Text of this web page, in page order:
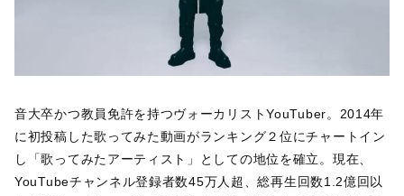
音大卒かつ教員免許を持つヴォーカリストYouTuber。2014年
に初投稿した歌ってみた動画がランキング２位にチャートイン
し「歌ってみたアーティスト」としての地位を確立。現在、
YouTubeチャンネル登録者数45万人超、総再生回数1.2億回以